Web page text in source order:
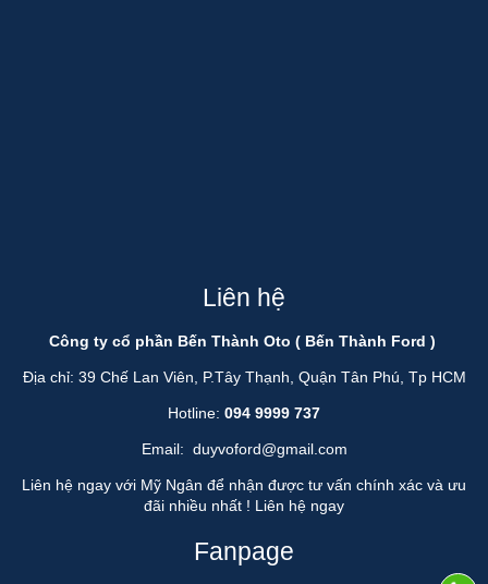
Liên hệ
Công ty cổ phần Bến Thành Oto ( Bến Thành Ford )
Địa chỉ: 39 Chế Lan Viên, P.Tây Thạnh, Quận Tân Phú, Tp HCM
Hotline: 094 9999 737
Email: duyvoford@gmail.com
Liên hệ ngay với Mỹ Ngân để nhận được tư vấn chính xác và ưu
đãi nhiều nhất ! Liên hệ ngay
Fanpage